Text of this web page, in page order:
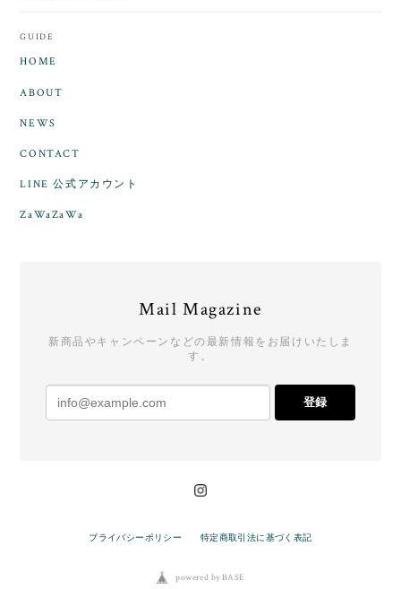
GUIDE
HOME
ABOUT
NEWS
CONTACT
LINE 公式アカウント
ZaWaZaWa
Mail Magazine
新商品やキャンペーンなどの最新情報をお届けいたしま
す。
登録
プライバシーポリシー 特定商取引法に基づく表記
powered by BASE